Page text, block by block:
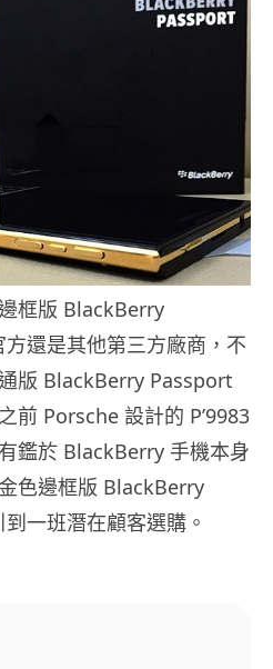
框版 BlackBerry
還是其他第三方廠商，不
版 BlackBerry Passport
前 Porsche 設計的 P’9983
鑑於 BlackBerry 手機本身
色邊框版 BlackBerry
一班潛在顧客選購。